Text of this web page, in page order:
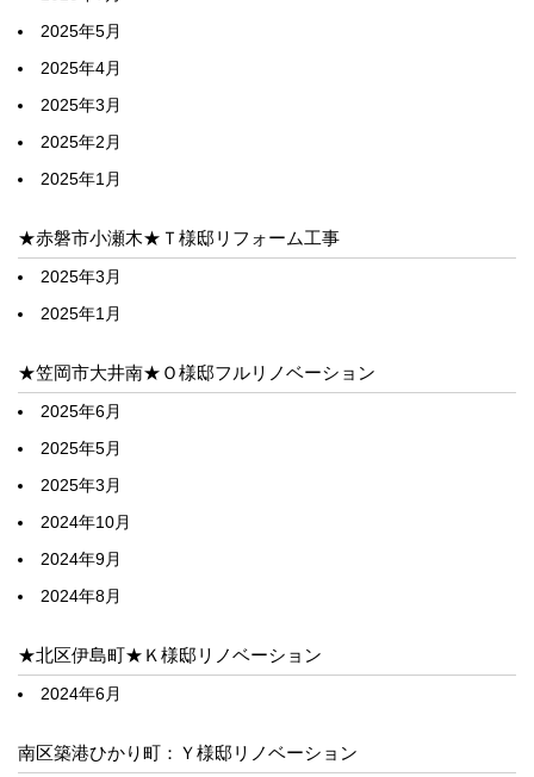
2025年5月
2025年4月
2025年3月
2025年2月
2025年1月
★赤磐市小瀬木★Ｔ様邸リフォーム工事
2025年3月
2025年1月
★笠岡市大井南★Ｏ様邸フルリノベーション
2025年6月
2025年5月
2025年3月
2024年10月
2024年9月
2024年8月
★北区伊島町★Ｋ様邸リノベーション
2024年6月
南区築港ひかり町：Ｙ様邸リノベーション